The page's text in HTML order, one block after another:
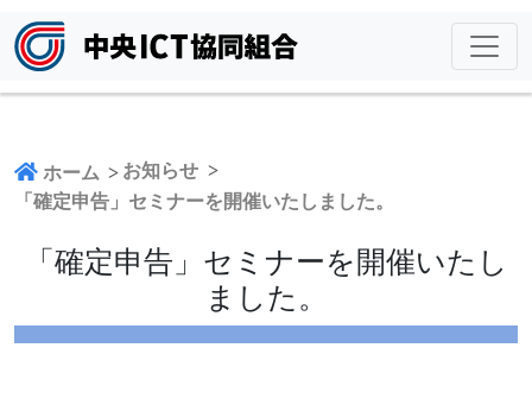
ホーム
お知らせ
「確定申告」セミナーを開催いたしました。
「確定申告」セミナーを開催いたし
ました。